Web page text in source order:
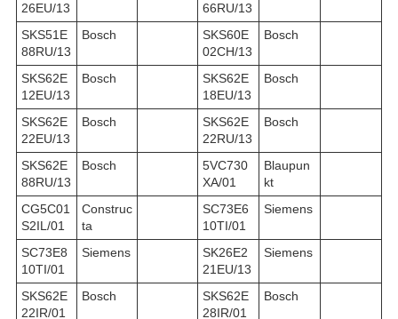
26EU/13
66RU/13
SKS51E
88RU/13
Bosch
SKS60E
02CH/13
Bosch
SKS62E
12EU/13
Bosch
SKS62E
18EU/13
Bosch
SKS62E
22EU/13
Bosch
SKS62E
22RU/13
Bosch
SKS62E
88RU/13
Bosch
5VC730
XA/01
Blaupun
kt
CG5C01
S2IL/01
Construc
ta
SC73E6
10TI/01
Siemens
SC73E8
10TI/01
Siemens
SK26E2
21EU/13
Siemens
SKS62E
22IR/01
Bosch
SKS62E
28IR/01
Bosch